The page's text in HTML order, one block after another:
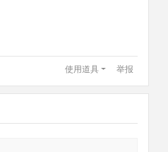
使用道具 举报